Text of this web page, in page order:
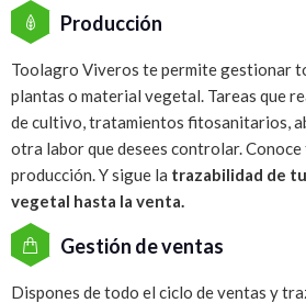
Producción
Toolagro Viveros te permite gestionar
plantas o material vegetal. Tareas que
de cultivo, tratamientos fitosanitarios,
otra labor que desees controlar. Conoce
producción. Y sigue la trazabilidad de
vegetal hasta la venta.
Gestión de ventas
Dispones de todo el ciclo de ventas y